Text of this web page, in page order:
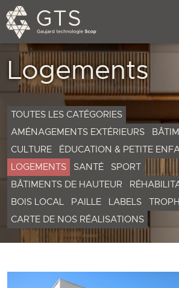
Logements
TOUTES LES CATÉGORIES
AMÉNAGEMENTS EXTÉRIEURS
CULTURE
ÉDUCATION & PETITE
LOGEMENTS
SANTÉ
SPORT
BÂTIMENTS DE HAUTEUR
BOIS LOCAL
PAILLE LABELS
CARTE DE NOS RÉALISATIONS